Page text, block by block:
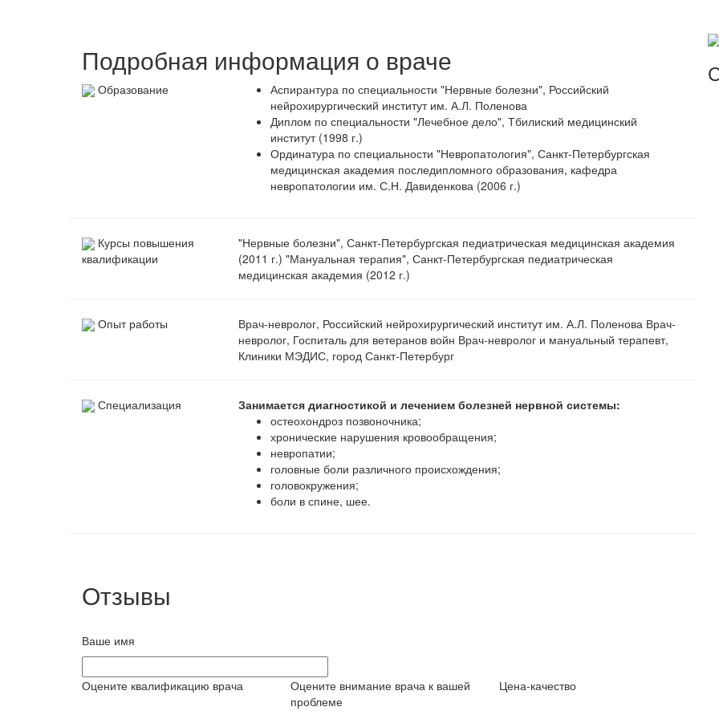
Подробная информация о враче
Образование
Аспирантура по специальности "Нервные болезни", Российский
нейрохирургический институт им. А.Л. Поленова
Диплом по специальности "Лечебное дело", Тбилиский медицинский
институт (1998 г.)
Ординатура по специальности "Невропатология", Санкт-Петербургская
медицинская академия последипломного образования, кафедра
невропатологии им. С.Н. Давиденкова (2006 г.)
Курсы повышения
квалификации
"Нервные болезни", Санкт-Петербургская педиатрическая медицинская академия
(2011 г.) "Мануальная терапия", Санкт-Петербургская педиатрическая
медицинская академия (2012 г.)
Опыт работы
Врач-невролог, Российский нейрохирургический институт им. А.Л. Поленова Врач-
невролог, Госпиталь для ветеранов войн Врач-невролог и мануальный терапевт,
Клиники МЭДИС, город Санкт-Петербург
Специализация
Занимается диагностикой и лечением болезней нервной системы:
остеохондроз позвоночника;
хронические нарушения кровообращения;
невропатии;
головные боли различного происхождения;
головокружения;
боли в спине, шее.
Отзывы
Ваше имя
Оцените квалификацию врача
Оцените внимание врача к вашей
проблеме
Цена-качество